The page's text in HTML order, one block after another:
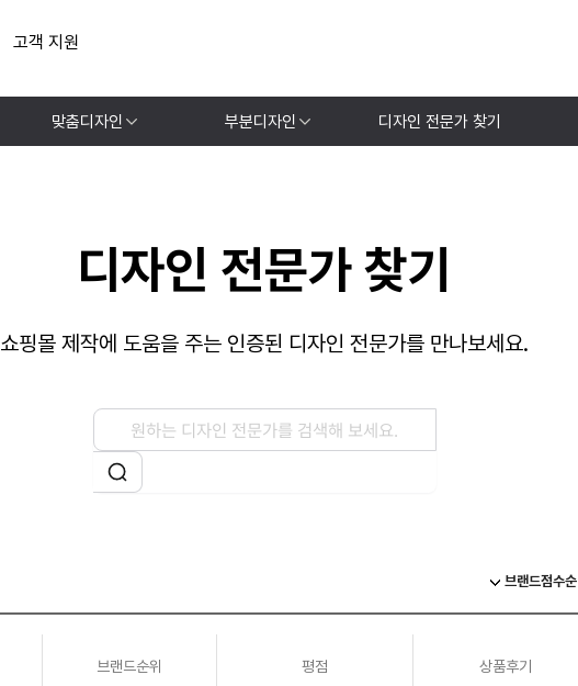
고객 지원
맞춤디자인 부분디자인 디자인 전문가 찾기
디자인 전문가 찾기
쇼핑몰 제작에 도움을 주는 인증된 디자인 전문가를 만나보세요.
브랜드점수순
브랜드순위 평점 상품후기